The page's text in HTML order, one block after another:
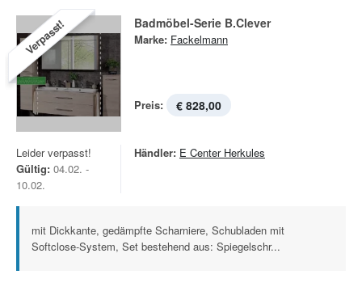
Verpasst! Badmöbel-Serie B.Clever
Marke: Fackelmann
Preis: € 828,00
Leider verpasst!
Gültig: 04.02. -
10.02.
Händler: E Center Herkules
mit Dickkante, gedämpfte Scharniere, Schubladen mit
Softclose-System, Set bestehend aus: Spiegelschr...